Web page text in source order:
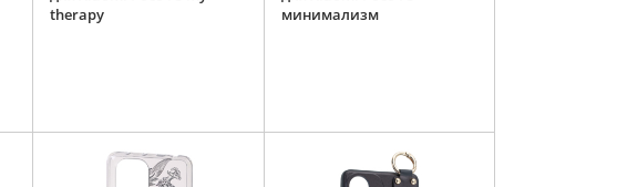
therapy
минимализм